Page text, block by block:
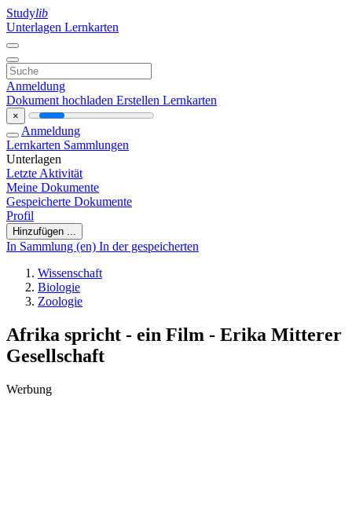
Studylib
Unterlagen Lernkarten
Anmeldung
Dokument hochladen Erstellen Lernkarten
×
Anmeldung
Lernkarten Sammlungen
Unterlagen
Letzte Aktivität
Meine Dokumente
Gespeicherte Dokumente
Profil
Hinzufügen ...
In Sammlung (en) In der gespeicherten
Wissenschaft
Biologie
Zoologie
Afrika spricht - ein Film - Erika Mitterer
Gesellschaft
Werbung